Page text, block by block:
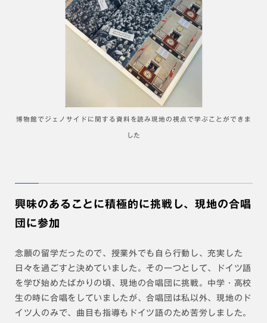
博物館でジェノサイドに関する資料を読み現地の視点で学ぶことができま
した
興味のあることに積極的に挑戦し、現地の合唱
団に参加
念願の留学だったので、授業外でも自ら行動し、充実した
日々を過ごすと決めていました。その一つとして、ドイツ語
を学び始めたばかりの頃、現地の合唱団に挑戦。中学・高校
生の時に合唱をしていましたが、合唱団は私以外、現地のド
イツ人のみで、曲目も指導もドイツ語のため苦労しました。